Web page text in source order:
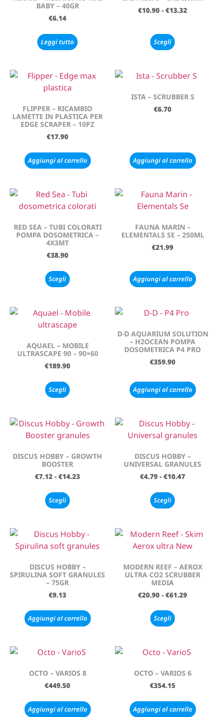
BABY – 40GR
€6.14
Leggi tutto
€10.90 - €13.32
Scegli
FLIPPER – RICAMBIO
LAMETTE IN PLASTICA PER
EDGE SCRAPER – 10PZ
€17.90
Aggiungi al carrello
ISTA – SCRUBBER S
€6.70
Aggiungi al carrello
RED SEA – TUBI COLORATI
POMPA DOSOMETRICA –
4X3MT
€38.90
Scegli
FAUNA MARIN –
ELEMENTALS SE – 250ML
€21.99
Aggiungi al carrello
AQUAEL – MOBILE
ULTRASCAPE 90 – 90×60
€189.90
Scegli
D-D AQUARIUM SOLUTION
– H2OCEAN POMPA
DOSOMETRICA P4 PRO
€359.90
Aggiungi al carrello
DISCUS HOBBY – GROWTH
BOOSTER
€7.12 - €14.23
Scegli
DISCUS HOBBY –
UNIVERSAL GRANULES
€4.79 - €10.47
Scegli
DISCUS HOBBY –
SPIRULINA SOFT GRANULES
– 75GR
€9.13
Aggiungi al carrello
MODERN REEF – AEROX
ULTRA CO2 SCRUBBER
MEDIA
€20.90 - €61.29
Scegli
OCTO – VARIOS 8
€449.50
Aggiungi al carrello
OCTO – VARIOS 6
€354.15
Aggiungi al carrello